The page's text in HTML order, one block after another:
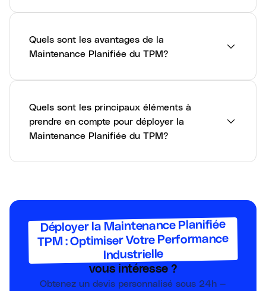
Quels sont les avantages de la
Maintenance Planifiée du TPM?
Quels sont les principaux éléments à
prendre en compte pour déployer la
Maintenance Planifiée du TPM?
Déployer la Maintenance Planifiée
TPM : Optimiser Votre Performance
Industrielle
vous intéresse ?
Obtenez un devis personnalisé sous 24h —